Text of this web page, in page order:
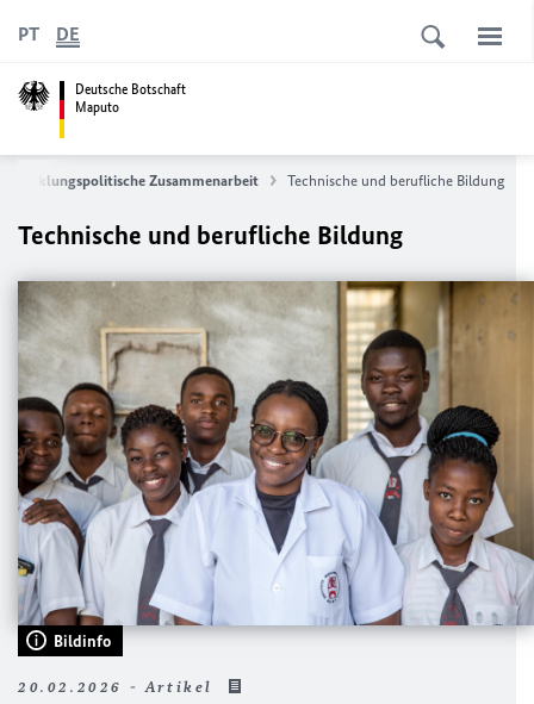
Deutsche Botschaft
Maputo
PT DE
Zusammenarbeit Technische und berufliche Bildung
Technische und berufliche Bildung
Bildinfo
20.02.2026 - Artikel